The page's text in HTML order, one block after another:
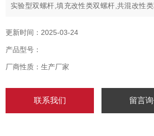
实验型双螺杆,填充改性类双螺杆,共混改性
螺杆,消泡母粒类双阶双螺杆,废料回收双螺杆
螺杆混合造粒机,宠物饲料类双螺杆混合造粒机
机，制药类双螺杆
更新时间：2025-03-24
产品型号：
厂商性质：生产厂家
联系我们 留言